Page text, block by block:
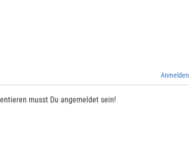
Anmelden
musst Du angemeldet sein!